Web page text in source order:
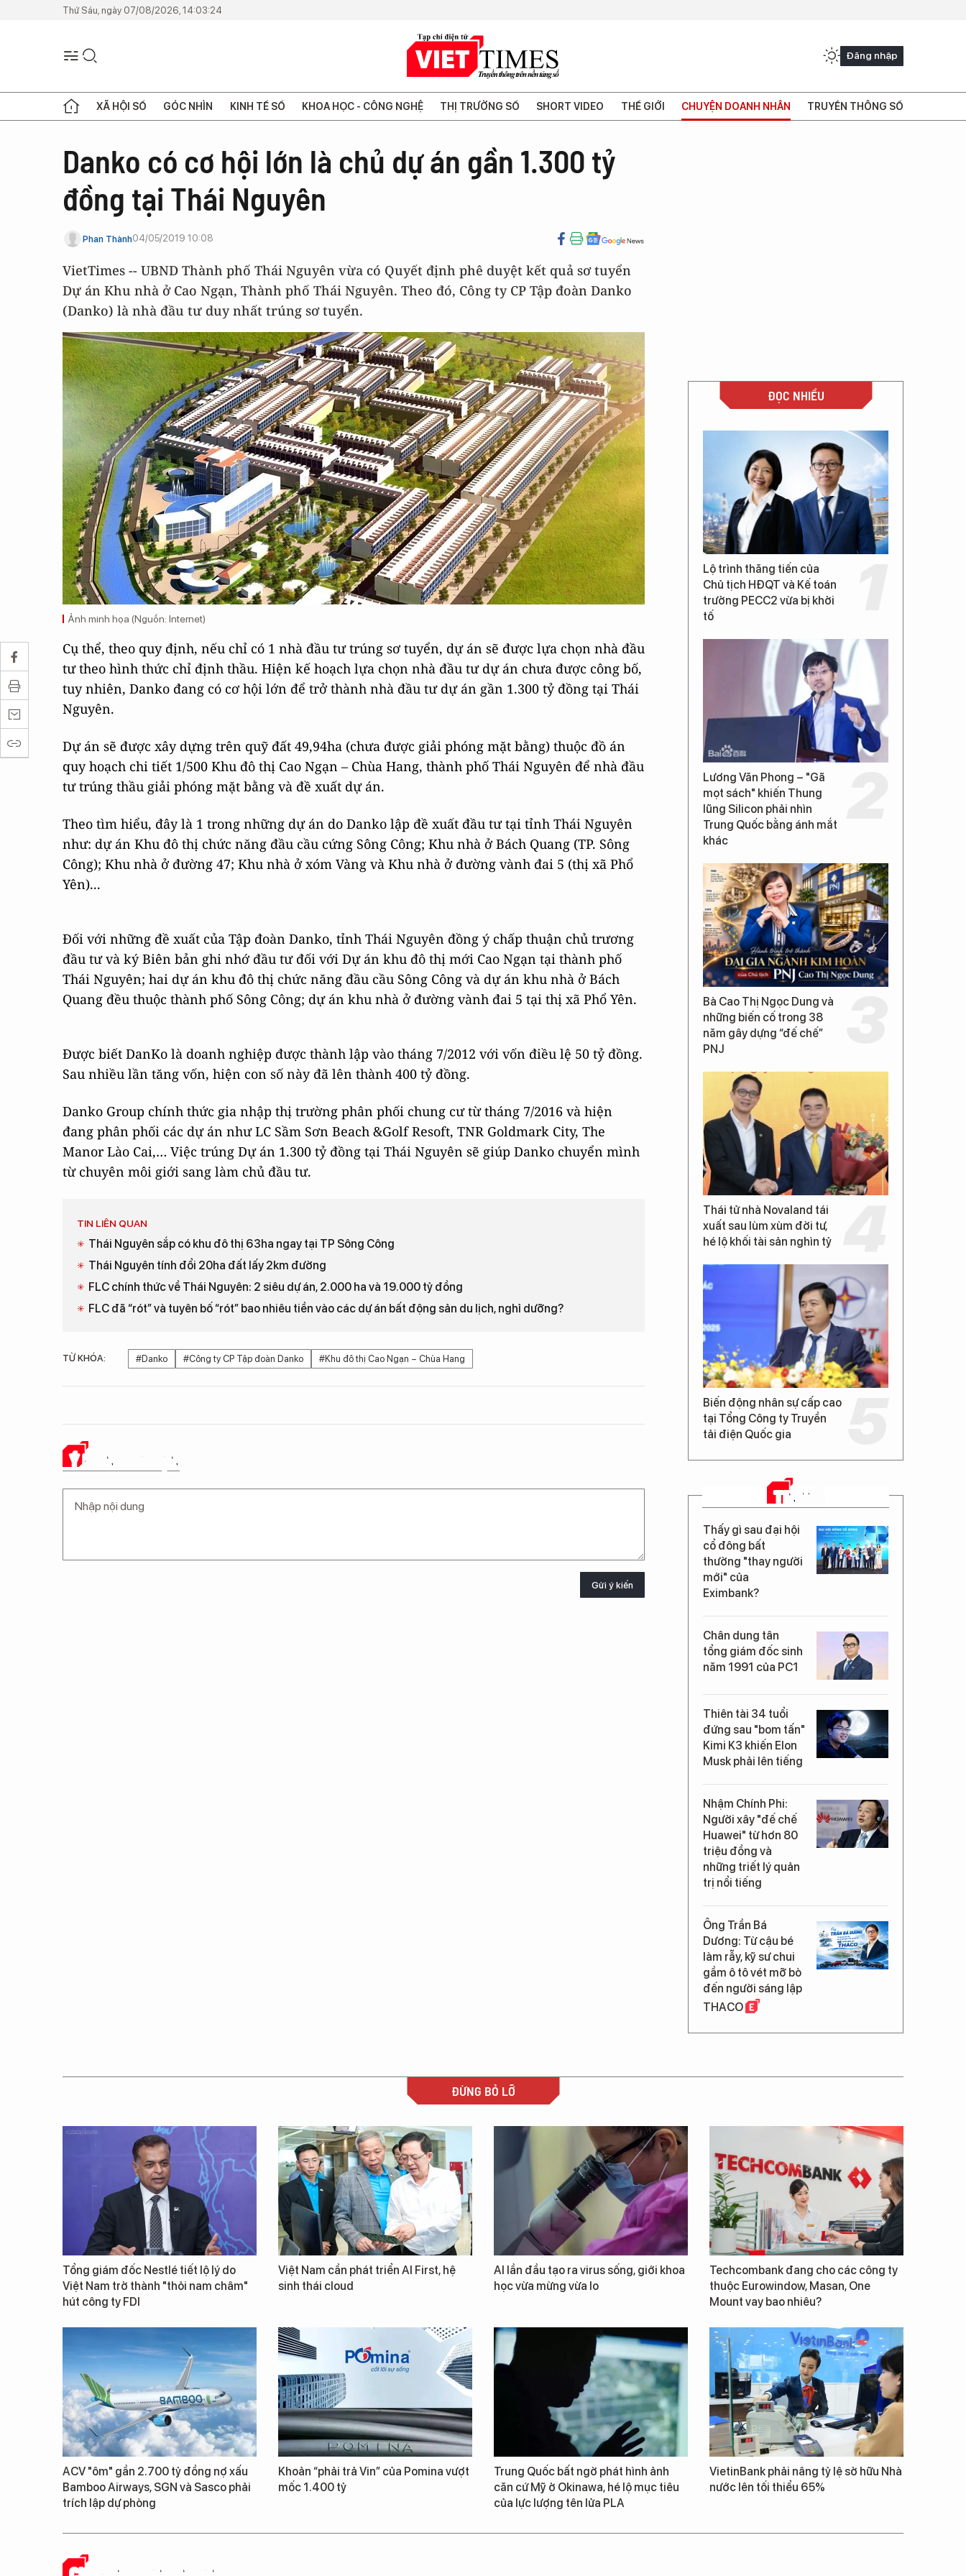
Thứ Sáu, ngày 07/08/2026, 14:03:24
Đăng nhập
XÃ HỘI SỐ GÓC NHÌN KINH TẾ SỐ KHOA HỌC - CÔNG NGHỆ THỊ TRƯỜNG SỐ SHORT VIDEO THẾ GIỚI CHUYỆN DOANH NHÂN TRUYỀN THÔNG SỐ
Danko có cơ hội lớn là chủ dự án gần 1.300 tỷ
đồng tại Thái Nguyên
Phan Thành04/05/2019 10:08
VietTimes -- UBND Thành phố Thái Nguyên vừa có Quyết định phê duyệt kết quả sơ tuyển
Dự án Khu nhà ở Cao Ngạn, Thành phố Thái Nguyên. Theo đó, Công ty CP Tập đoàn Danko
(Danko) là nhà đầu tư duy nhất trúng sơ tuyển.
Ảnh minh họa (Nguồn: Internet)
Cụ thể, theo quy định, nếu chỉ có 1 nhà đầu tư trúng sơ tuyển, dự án sẽ được lựa chọn nhà đầu
tư theo hình thức chỉ định thầu. Hiện kế hoạch lựa chọn nhà đầu tư dự án chưa được công bố,
tuy nhiên, Danko đang có cơ hội lớn để trở thành nhà đầu tư dự án gần 1.300 tỷ đồng tại Thái
Nguyên.
Dự án sẽ được xây dựng trên quỹ đất 49,94ha (chưa được giải phóng mặt bằng) thuộc đồ án
quy hoạch chi tiết 1/500 Khu đô thị Cao Ngạn – Chùa Hang, thành phố Thái Nguyên để nhà đầu
tư trúng thầu giải phóng mặt bằng và đề xuất dự án.
Theo tìm hiểu, đây là 1 trong những dự án do Danko lập đề xuất đầu tư tại tỉnh Thái Nguyên
như: dự án Khu đô thị chức năng đầu cầu cứng Sông Công; Khu nhà ở Bách Quang (TP. Sông
Công); Khu nhà ở đường 47; Khu nhà ở xóm Vàng và Khu nhà ở đường vành đai 5 (thị xã Phổ
Yên)...
Đối với những đề xuất của Tập đoàn Danko, tỉnh Thái Nguyên đồng ý chấp thuận chủ trương
đầu tư và ký Biên bản ghi nhớ đầu tư đối với Dự án khu đô thị mới Cao Ngạn tại thành phố
Thái Nguyên; hai dự án khu đô thị chức năng đầu cầu Sông Công và dự án khu nhà ở Bách
Quang đều thuộc thành phố Sông Công; dự án khu nhà ở đường vành đai 5 tại thị xã Phổ Yên.
Được biết DanKo là doanh nghiệp được thành lập vào tháng 7/2012 với vốn điều lệ 50 tỷ đồng.
Sau nhiều lần tăng vốn, hiện con số này đã lên thành 400 tỷ đồng.
Danko Group chính thức gia nhập thị trường phân phối chung cư từ tháng 7/2016 và hiện
đang phân phối các dự án như LC Sầm Sơn Beach &Golf Resoft, TNR Goldmark City, The
Manor Lào Cai,… Việc trúng Dự án 1.300 tỷ đồng tại Thái Nguyên sẽ giúp Danko chuyển mình
từ chuyên môi giới sang làm chủ đầu tư.
TIN LIÊN QUAN
Thái Nguyên sắp có khu đô thị 63ha ngay tại TP Sông Công
Thái Nguyên tính đổi 20ha đất lấy 2km đường
FLC chính thức về Thái Nguyên: 2 siêu dự án, 2.000 ha và 19.000 tỷ đồng
FLC đã “rót” và tuyên bố “rót” bao nhiêu tiền vào các dự án bất động sản du lịch, nghỉ dưỡng?
TỪ KHÓA: #Danko #Công ty CP Tập đoàn Danko #Khu đô thị Cao Ngạn – Chùa Hang
Ý KIẾN CỦA BẠN
Gửi ý kiến
ĐỌC NHIỀU
Lộ trình thăng tiến của
Chủ tịch HĐQT và Kế toán
trưởng PECC2 vừa bị khởi
tố
Lương Văn Phong – "Gã
mọt sách" khiến Thung
lũng Silicon phải nhìn
Trung Quốc bằng ánh mắt
khác
Bà Cao Thị Ngọc Dung và
những biến cố trong 38
năm gây dựng “đế chế”
PNJ
Thái tử nhà Novaland tái
xuất sau lùm xùm đời tư,
hé lộ khối tài sản nghìn tỷ
Biến động nhân sự cấp cao
tại Tổng Công ty Truyền
tải điện Quốc gia
TIN MỚI
Thấy gì sau đại hội
cổ đông bất
thường "thay người
mới" của
Eximbank?
Chân dung tân
tổng giám đốc sinh
năm 1991 của PC1
Thiên tài 34 tuổi
đứng sau "bom tấn"
Kimi K3 khiến Elon
Musk phải lên tiếng
Nhậm Chính Phi:
Người xây "đế chế
Huawei" từ hơn 80
triệu đồng và
những triết lý quản
trị nổi tiếng
Ông Trần Bá
Dương: Từ cậu bé
làm rẫy, kỹ sư chui
gầm ô tô vét mỡ bò
đến người sáng lập
THACO
ĐỪNG BỎ LỠ
Tổng giám đốc Nestlé tiết lộ lý do
Việt Nam trở thành "thỏi nam châm"
hút công ty FDI
Việt Nam cần phát triển AI First, hệ
sinh thái cloud
AI lần đầu tạo ra virus sống, giới khoa
học vừa mừng vừa lo
Techcombank đang cho các công ty
thuộc Eurowindow, Masan, One
Mount vay bao nhiêu?
ACV "ôm" gần 2.700 tỷ đồng nợ xấu
Bamboo Airways, SGN và Sasco phải
trích lập dự phòng
Khoản “phải trả Vin” của Pomina vượt
mốc 1.400 tỷ
Trung Quốc bất ngờ phát hình ảnh
căn cứ Mỹ ở Okinawa, hé lộ mục tiêu
của lực lượng tên lửa PLA
VietinBank phải nâng tỷ lệ sở hữu Nhà
nước lên tối thiểu 65%